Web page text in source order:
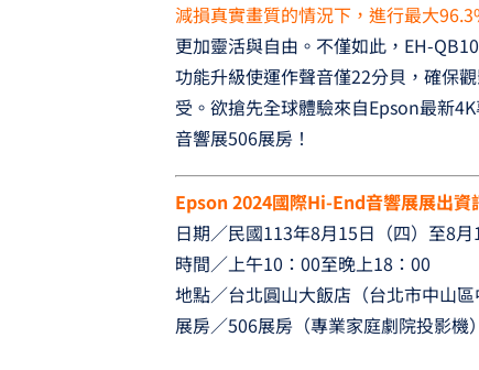
減損真實畫質的情況下，進行最大
更加靈活與自由。不僅如此，EH-
功能升級使運作聲音僅22分貝，確保
受。欲搶先全球體驗來自Epson最新
音響展506展房！
Epson 2024國際Hi-End音響展展出資
日期／民國113年8月15日（四）至8
時間／上午10：00至晚上18：00
地點／台北圓山大飯店（台北市中山區
展房／506展房（專業家庭劇院投影機